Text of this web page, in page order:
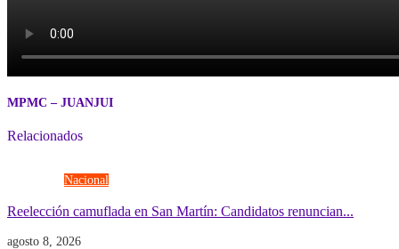
MPMC – JUANJUI
Relacionados
Nacional
Reelección camuflada en San Martín: Candidatos renuncian...
agosto 8, 2026